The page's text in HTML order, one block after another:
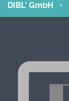
DIBL' GmbH •